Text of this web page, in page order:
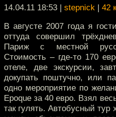
14.04.11 18:53 | stepnick | 42
В августе 2007 года я
оттуда совершил
Париж с местной
Стоимость – где-то 170
отеле, две экскурсии,
докупать поштучно, или
одно мероприятие по
Epoque за 40 евро. Взял
так гулять. Автобусный тур